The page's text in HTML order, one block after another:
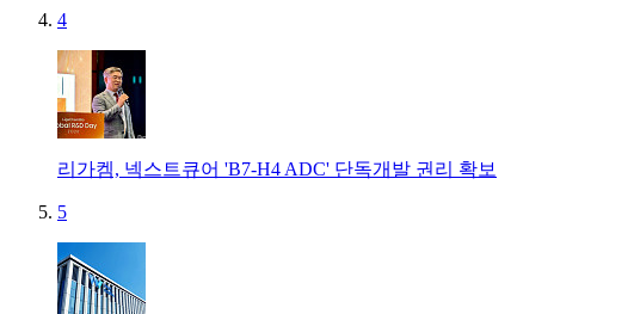
4
리가켐, 넥스트큐어 'B7-H4 ADC' 단독개발 권리 확보
5